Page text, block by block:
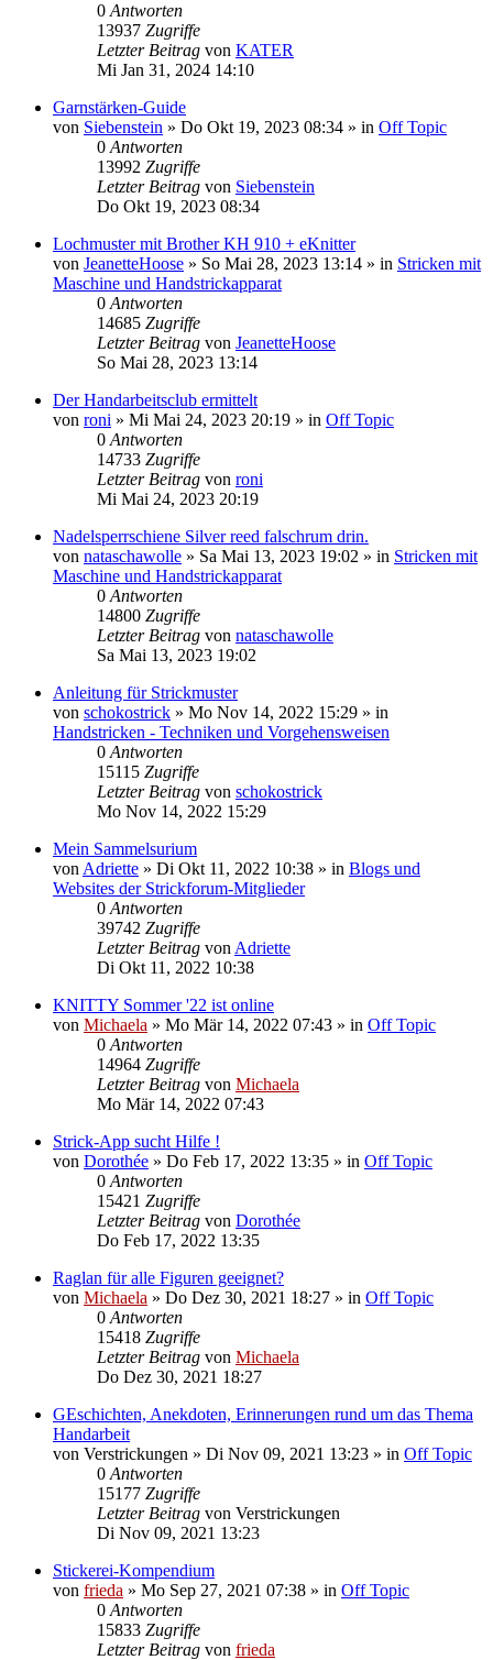
0 Antworten
13937 Zugriffe
Letzter Beitrag von KATER
Mi Jan 31, 2024 14:10
Garnstärken-Guide
von Siebenstein » Do Okt 19, 2023 08:34 » in Off Topic
0 Antworten
13992 Zugriffe
Letzter Beitrag von Siebenstein
Do Okt 19, 2023 08:34
Lochmuster mit Brother KH 910 + eKnitter
von JeanetteHoose » So Mai 28, 2023 13:14 » in Stricken mit
Maschine und Handstrickapparat
0 Antworten
14685 Zugriffe
Letzter Beitrag von JeanetteHoose
So Mai 28, 2023 13:14
Der Handarbeitsclub ermittelt
von roni » Mi Mai 24, 2023 20:19 » in Off Topic
0 Antworten
14733 Zugriffe
Letzter Beitrag von roni
Mi Mai 24, 2023 20:19
Nadelsperrschiene Silver reed falschrum drin.
von nataschawolle » Sa Mai 13, 2023 19:02 » in Stricken mit
Maschine und Handstrickapparat
0 Antworten
14800 Zugriffe
Letzter Beitrag von nataschawolle
Sa Mai 13, 2023 19:02
Anleitung für Strickmuster
von schokostrick » Mo Nov 14, 2022 15:29 » in
Handstricken - Techniken und Vorgehensweisen
0 Antworten
15115 Zugriffe
Letzter Beitrag von schokostrick
Mo Nov 14, 2022 15:29
Mein Sammelsurium
von Adriette » Di Okt 11, 2022 10:38 » in Blogs und
Websites der Strickforum-Mitglieder
0 Antworten
39742 Zugriffe
Letzter Beitrag von Adriette
Di Okt 11, 2022 10:38
KNITTY Sommer '22 ist online
von Michaela » Mo Mär 14, 2022 07:43 » in Off Topic
0 Antworten
14964 Zugriffe
Letzter Beitrag von Michaela
Mo Mär 14, 2022 07:43
Strick-App sucht Hilfe !
von Dorothée » Do Feb 17, 2022 13:35 » in Off Topic
0 Antworten
15421 Zugriffe
Letzter Beitrag von Dorothée
Do Feb 17, 2022 13:35
Raglan für alle Figuren geeignet?
von Michaela » Do Dez 30, 2021 18:27 » in Off Topic
0 Antworten
15418 Zugriffe
Letzter Beitrag von Michaela
Do Dez 30, 2021 18:27
GEschichten, Anekdoten, Erinnerungen rund um das Thema
Handarbeit
von Verstrickungen » Di Nov 09, 2021 13:23 » in Off Topic
0 Antworten
15177 Zugriffe
Letzter Beitrag von Verstrickungen
Di Nov 09, 2021 13:23
Stickerei-Kompendium
von frieda » Mo Sep 27, 2021 07:38 » in Off Topic
0 Antworten
15833 Zugriffe
Letzter Beitrag von frieda